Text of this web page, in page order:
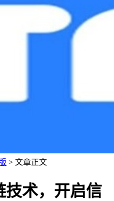
> 文章正文
技术，开启信